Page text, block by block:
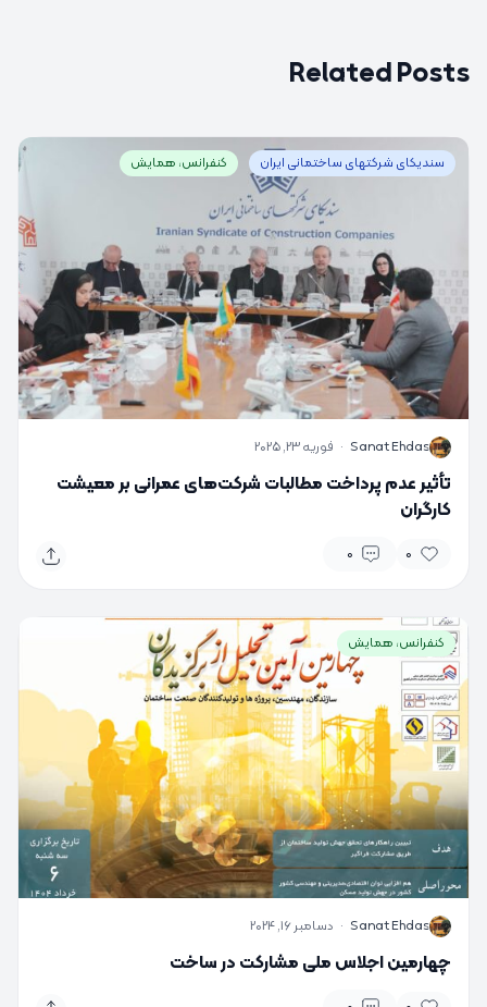
Related Posts
سندیکای شرکتهای ساختمانی ایران کنفرانس، همایش
S
Sanat Ehdas
· فوریه 23, 2025
تأثیر عدم پرداخت مطالبات شرکت‌های عمرانی بر معیشت
کارگران
0
0
کنفرانس، همایش
S
Sanat Ehdas
· دسامبر 16, 2024
چهارمین اجلاس ملی مشارکت در ساخت